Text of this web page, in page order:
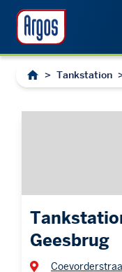
> Tankstation
Geesbrug